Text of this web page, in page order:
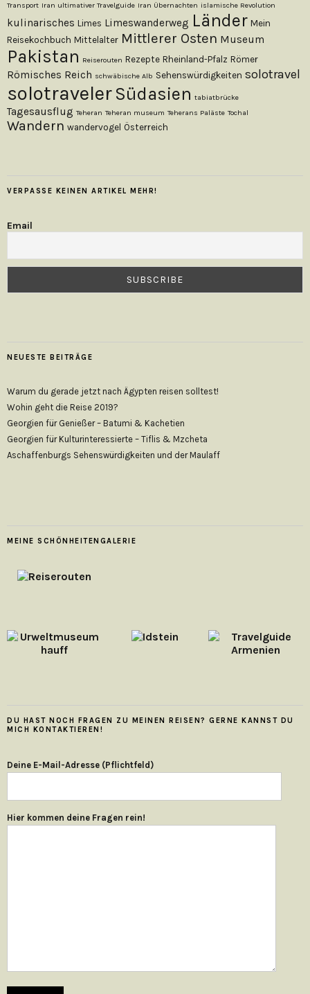
Transport Iran ultimativer Travelguide Iran Übernachten islamische Revolution
kulinarisches Limes Limeswanderweg Länder Mein
Reisekochbuch Mittelalter Mittlerer Osten Museum
Pakistan Reiserouten Rezepte Rheinland-Pfalz Römer
Römisches Reich schwäbische Alb Sehenswürdigkeiten solotravel
solotraveler Südasien tabiatbrücke
Tagesausflug Teheran Teheran museum Teherans Paläste Tochal
Wandern wandervogel Österreich
VERPASSE KEINEN ARTIKEL MEHR!
Email
NEUESTE BEITRÄGE
Warum du gerade jetzt nach Ägypten reisen solltest!
Wohin geht die Reise 2019?
Georgien für Genießer – Batumi & Kachetien
Georgien für Kulturinteressierte – Tiflis & Mzcheta
Aschaffenburgs Sehenswürdigkeiten und der Maulaff
MEINE SCHÖNHEITENGALERIE
DU HAST NOCH FRAGEN ZU MEINEN REISEN? GERNE KANNST DU
MICH KONTAKTIEREN!
Deine E-Mail-Adresse (Pflichtfeld)
Hier kommen deine Fragen rein!